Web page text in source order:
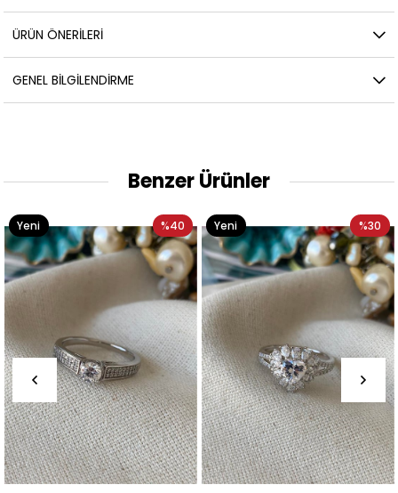
ÜRÜN ÖNERILERI
GENEL BILGILENDIRME
Benzer Ürünler
%40
Yeni
Ürün
%30
Yeni
Ürün